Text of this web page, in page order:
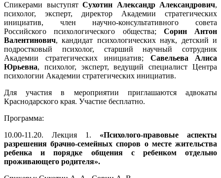
Спикерами выступят Сухотин Александр Александрович,
психолог, эксперт, директор Академии стратегических
инициатив, член научно-консультативного совета
Российского психологического общества; Сорин Антон
Валентинович, кандидат психологических наук, детский и
подростковый психолог, старший научный сотрудник
Академии стратегических инициатив; Савельева Алиса
Юрьевна, психолог, эксперт, ведущий специалист Центра
психологии Академии стратегических инициатив.
Для участия в мероприятии приглашаются адвокаты
Краснодарского края. Участие бесплатно.
Программа:
10.00-11.20. Лекция 1. «Психолого-правовые аспекты
разрешения брачно-семейных споров о месте жительства
ребенка и порядке общения с ребенком отдельно
проживающего родителя».